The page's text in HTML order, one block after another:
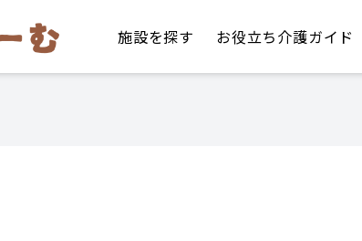
施設を探す お役立ち介護ガイド